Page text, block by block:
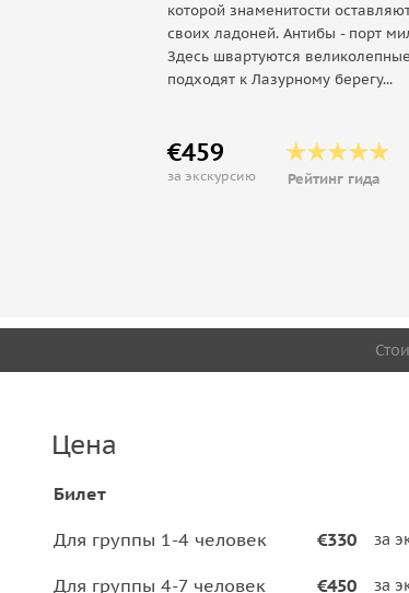
которой знаменитости
своих ладоней. Антибы - порт
Здесь швартуются
подходят к Лазурному берегу...
€459
за экскурсию Рейтинг гида
Цена
Билет
Для группы 1-4 человек €330 за
Для группы 4-7 человек €450 за